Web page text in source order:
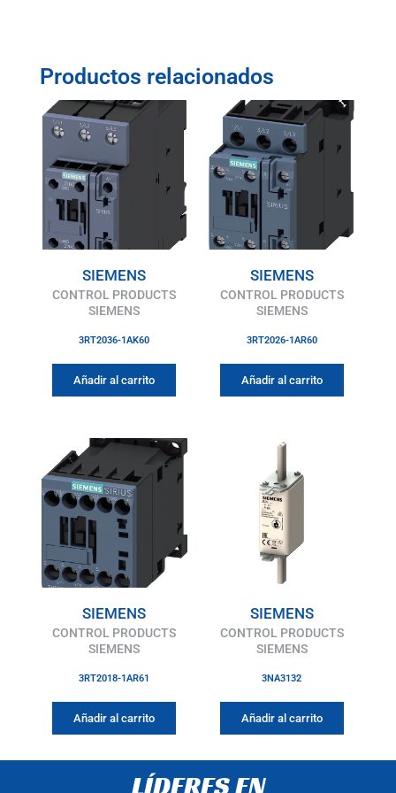
Productos relacionados
SIEMENS
CONTROL PRODUCTS
SIEMENS
3RT2036-1AK60
Añadir al carrito
SIEMENS
CONTROL PRODUCTS
SIEMENS
3RT2026-1AR60
Añadir al carrito
SIEMENS
CONTROL PRODUCTS
SIEMENS
3RT2018-1AR61
Añadir al carrito
SIEMENS
CONTROL PRODUCTS
SIEMENS
3NA3132
Añadir al carrito
LÍDERES EN